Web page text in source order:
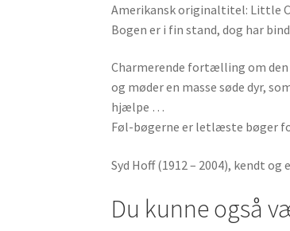
Amerikansk originaltitel: Little
Bogen er i fin stand, dog har
Charmerende fortælling om den
og møder en masse søde dyr,
hjælpe …
Føl-bøgerne er letlæste bøger
Syd Hoff (1912 – 2004), kendt
Du kunne også